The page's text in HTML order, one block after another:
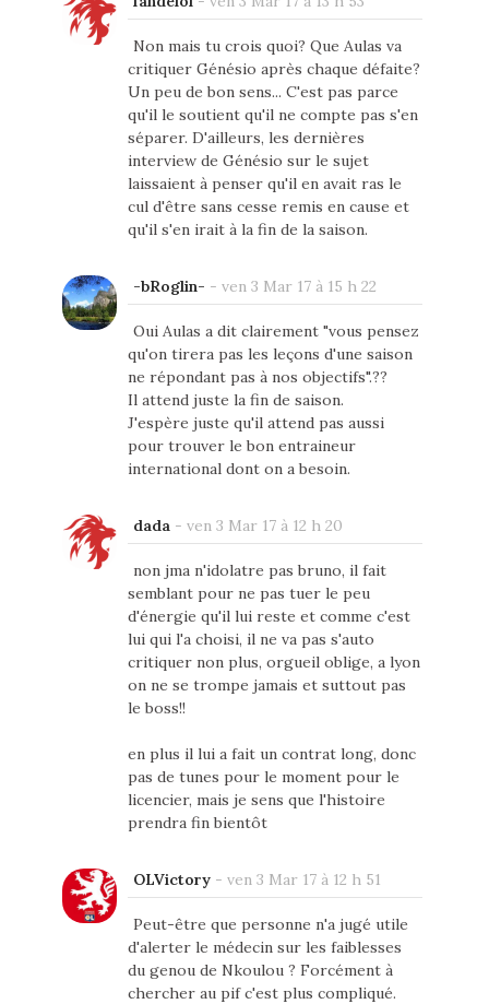
Non mais tu crois quoi? Que Aulas va
critiquer Génésio après chaque défaite?
Un peu de bon sens... C'est pas parce
qu'il le soutient qu'il ne compte pas s'en
séparer. D'ailleurs, les dernières
interview de Génésio sur le sujet
laissaient à penser qu'il en avait ras le
cul d'être sans cesse remis en cause et
qu'il s'en irait à la fin de la saison.
-bRoglin- - ven 3 Mar 17 à 15 h 22
Oui Aulas a dit clairement "vous pensez
qu'on tirera pas les leçons d'une saison
ne répondant pas à nos objectifs".??
Il attend juste la fin de saison.
J'espère juste qu'il attend pas aussi
pour trouver le bon entraineur
international dont on a besoin.
dada- ven 3 Mar 17 à 12 h 20
non jma n'idolatre pas bruno, il fait
semblant pour ne pas tuer le peu
d'énergie qu'il lui reste et comme c'est
lui qui l'a choisi, il ne va pas s'auto
critiquer non plus, orgueil oblige, a lyon
on ne se trompe jamais et suttout pas
le boss!!
en plus il lui a fait un contrat long, donc
pas de tunes pour le moment pour le
licencier, mais je sens que l'histoire
prendra fin bientôt
OLVictory- ven 3 Mar 17 à 12 h 51
Peut-être que personne n'a jugé utile
d'alerter le médecin sur les faiblesses
du genou de Nkoulou ? Forcément à
chercher au pif c'est plus compliqué.